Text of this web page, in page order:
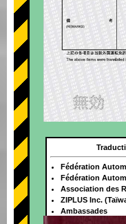
Fédération
Fédération
Association des
ZIPLUS Inc.
Ambassades